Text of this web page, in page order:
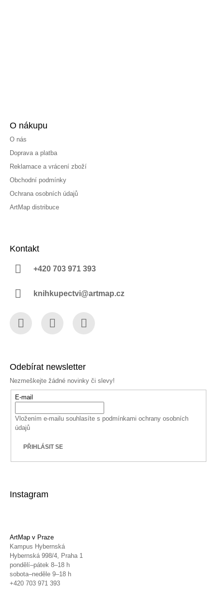
O nákupu
O nás
Doprava a platba
Reklamace a vrácení zboží
Obchodní podmínky
Ochrana osobních údajů
ArtMap distribuce
Kontakt
+420 703 971 393
knihkupectvi@artmap.cz
Odebírat newsletter
Nezmeškejte žádné novinky či slevy!
E-mail
Vložením e-mailu souhlasíte s podmínkami ochrany osobních
údajů
PŘIHLÁSIT SE
Instagram
ArtMap v Praze
Kampus Hybernská
Hybernská 998/4, Praha 1
pondělí–pátek 8–18 h
sobota–neděle 9–18 h
+420 703 971 393